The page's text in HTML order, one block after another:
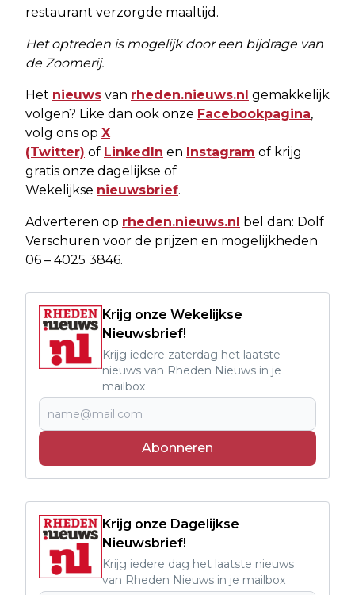
restaurant verzorgde maaltijd.
Het optreden is mogelijk door een bijdrage van
de Zoomerij.
Het nieuws van rheden.nieuws.nl gemakkelijk
volgen? Like dan ook onze Facebookpagina,
volg ons op X
(Twitter) of LinkedIn en Instagram of krijg
gratis onze dagelijkse of
Wekelijkse nieuwsbrief.
Adverteren op rheden.nieuws.nl bel dan: Dolf
Verschuren voor de prijzen en mogelijkheden
06 – 4025 3846.
Krijg onze Wekelijkse
Nieuwsbrief!
Krijg iedere zaterdag het laatste
nieuws van Rheden Nieuws in je
mailbox
Abonneren
Krijg onze Dagelijkse
Nieuwsbrief!
Krijg iedere dag het laatste nieuws
van Rheden Nieuws in je mailbox